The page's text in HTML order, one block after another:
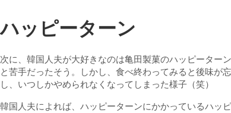
ハッピーターン
次に、韓国人夫が大好きなのは亀田製菓のハッピーター
と苦手だったそう。しかし、食べ終わってみると後味が
し、いつしかやめられなくなってしまった様子（笑）
韓国人夫によれば、ハッピーターンにかかっているハッ